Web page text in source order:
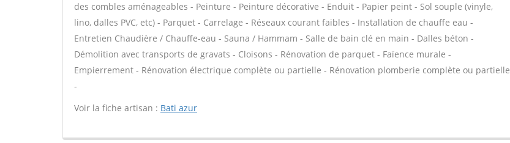
des combles aménageables - Peinture - Peinture décorative - Enduit - Papier peint - Sol souple (vinyle,
lino, dalles PVC, etc) - Parquet - Carrelage - Réseaux courant faibles - Installation de chauffe eau -
Entretien Chaudière / Chauffe-eau - Sauna / Hammam - Salle de bain clé en main - Dalles béton -
Démolition avec transports de gravats - Cloisons - Rénovation de parquet - Faïence murale -
Empierrement - Rénovation électrique complète ou partielle - Rénovation plomberie complète ou partielle
-
Voir la fiche artisan : Bati azur